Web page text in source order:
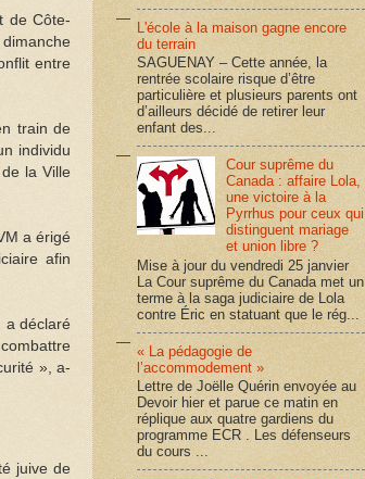
de Côte-
entre
train de
individu
la Ville
a érigé
afin
a déclaré
», a-
juive de
L'école à la maison gagne encore
du terrain
SAGUENAY – Cette année, la
rentrée scolaire risque d’être
particulière et plusieurs parents ont
d’ailleurs décidé de retirer leur
enfant des...
Cour suprême du
Canada : affaire Lola,
une victoire à la
Pyrrhus pour ceux qui
distinguent mariage
et union libre ?
Mise à jour du vendredi 25 janvier
La Cour suprême du Canada met un
terme à la saga judiciaire de Lola
contre Éric en statuant que le rég...
« La pédagogie de
l’accommodement »
Lettre de Joëlle Quérin envoyée au
Devoir hier et parue ce matin en
réplique aux quatre gardiens du
programme ECR . Les défenseurs
du cours ...